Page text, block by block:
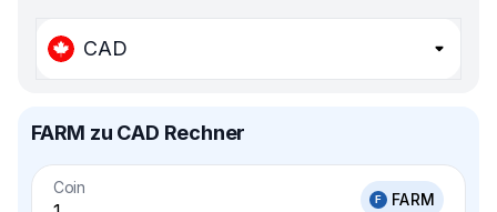
CAD
FARM zu CAD Rechner
Coin
FARM